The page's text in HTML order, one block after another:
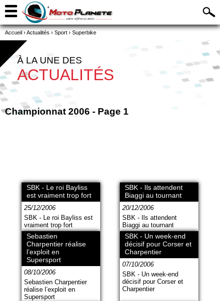
Accueil ›Actualités › Sport › Superbike
À LA UNE DES
ACTUALITÉS
Championnat 2006 - Page 1
SBK - Le roi Bayliss
est vraiment trop fort
25/12/2006
SBK - Le roi Bayliss est
vraiment trop fort
SBK - Ils attendent
Biaggi au tournant
20/12/2006
SBK - Ils attendent
Biaggi au tournant
Sebastien
Charpentier réalise
l’exploit en
Supersport
08/10/2006
Sebastien Charpentier
réalise l’exploit en
Supersport
SBK - Un week-end
décisif pour Corser et
Charpentier
07/10/2006
SBK - Un week-end
décisif pour Corser et
Charpentier